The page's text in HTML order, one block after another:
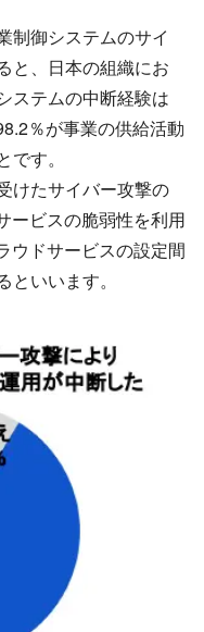
制御システムのサイ
と、日本の組織にお
ステムの中断経験は
％が事業の供給活動
す。
けたサイバー攻撃の
ービスの脆弱性を利用
ウドサービスの設定間
いいます。